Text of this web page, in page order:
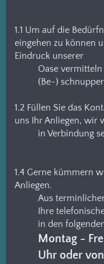
1.1 Um auf die
eingehen zu können
Eindruck unserer
Oase
(Be-)
1.2 Füllen Sie das
uns Ihr Anliegen, wir
in Verbindung
1.4 Gerne kümmern
Anliegen.
Aus
Ihre
in den
Montag -
Uhr oder